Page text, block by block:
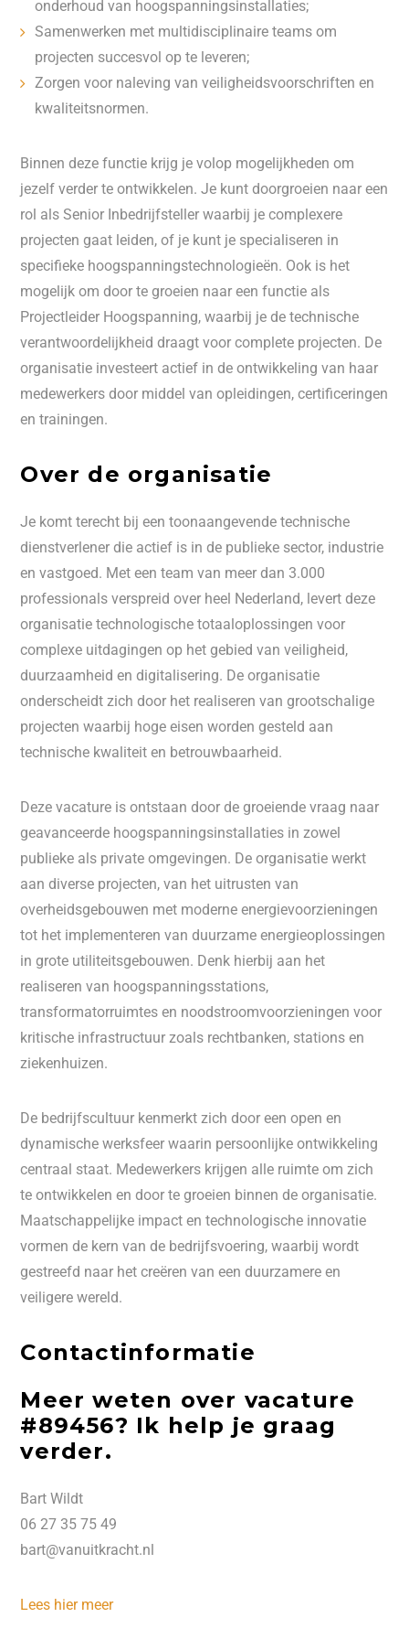
onderhoud van hoogspanningsinstallaties;
Samenwerken met multidisciplinaire teams om
projecten succesvol op te leveren;
Zorgen voor naleving van veiligheidsvoorschriften en
kwaliteitsnormen.
Binnen deze functie krijg je volop mogelijkheden om
jezelf verder te ontwikkelen. Je kunt doorgroeien naar een
rol als Senior Inbedrijfsteller waarbij je complexere
projecten gaat leiden, of je kunt je specialiseren in
specifieke hoogspanningstechnologieën. Ook is het
mogelijk om door te groeien naar een functie als
Projectleider Hoogspanning, waarbij je de technische
verantwoordelijkheid draagt voor complete projecten. De
organisatie investeert actief in de ontwikkeling van haar
medewerkers door middel van opleidingen, certificeringen
en trainingen.
Over de organisatie
Je komt terecht bij een toonaangevende technische
dienstverlener die actief is in de publieke sector, industrie
en vastgoed. Met een team van meer dan 3.000
professionals verspreid over heel Nederland, levert deze
organisatie technologische totaaloplossingen voor
complexe uitdagingen op het gebied van veiligheid,
duurzaamheid en digitalisering. De organisatie
onderscheidt zich door het realiseren van grootschalige
projecten waarbij hoge eisen worden gesteld aan
technische kwaliteit en betrouwbaarheid.
Deze vacature is ontstaan door de groeiende vraag naar
geavanceerde hoogspanningsinstallaties in zowel
publieke als private omgevingen. De organisatie werkt
aan diverse projecten, van het uitrusten van
overheidsgebouwen met moderne energievoorzieningen
tot het implementeren van duurzame energieoplossingen
in grote utiliteitsgebouwen. Denk hierbij aan het
realiseren van hoogspanningsstations,
transformatorruimtes en noodstroomvoorzieningen voor
kritische infrastructuur zoals rechtbanken, stations en
ziekenhuizen.
De bedrijfscultuur kenmerkt zich door een open en
dynamische werksfeer waarin persoonlijke ontwikkeling
centraal staat. Medewerkers krijgen alle ruimte om zich
te ontwikkelen en door te groeien binnen de organisatie.
Maatschappelijke impact en technologische innovatie
vormen de kern van de bedrijfsvoering, waarbij wordt
gestreefd naar het creëren van een duurzamere en
veiligere wereld.
Contactinformatie
Meer weten over vacature
#89456? Ik help je graag
verder.
Bart Wildt
06 27 35 75 49
bart@vanuitkracht.nl
Lees hier meer